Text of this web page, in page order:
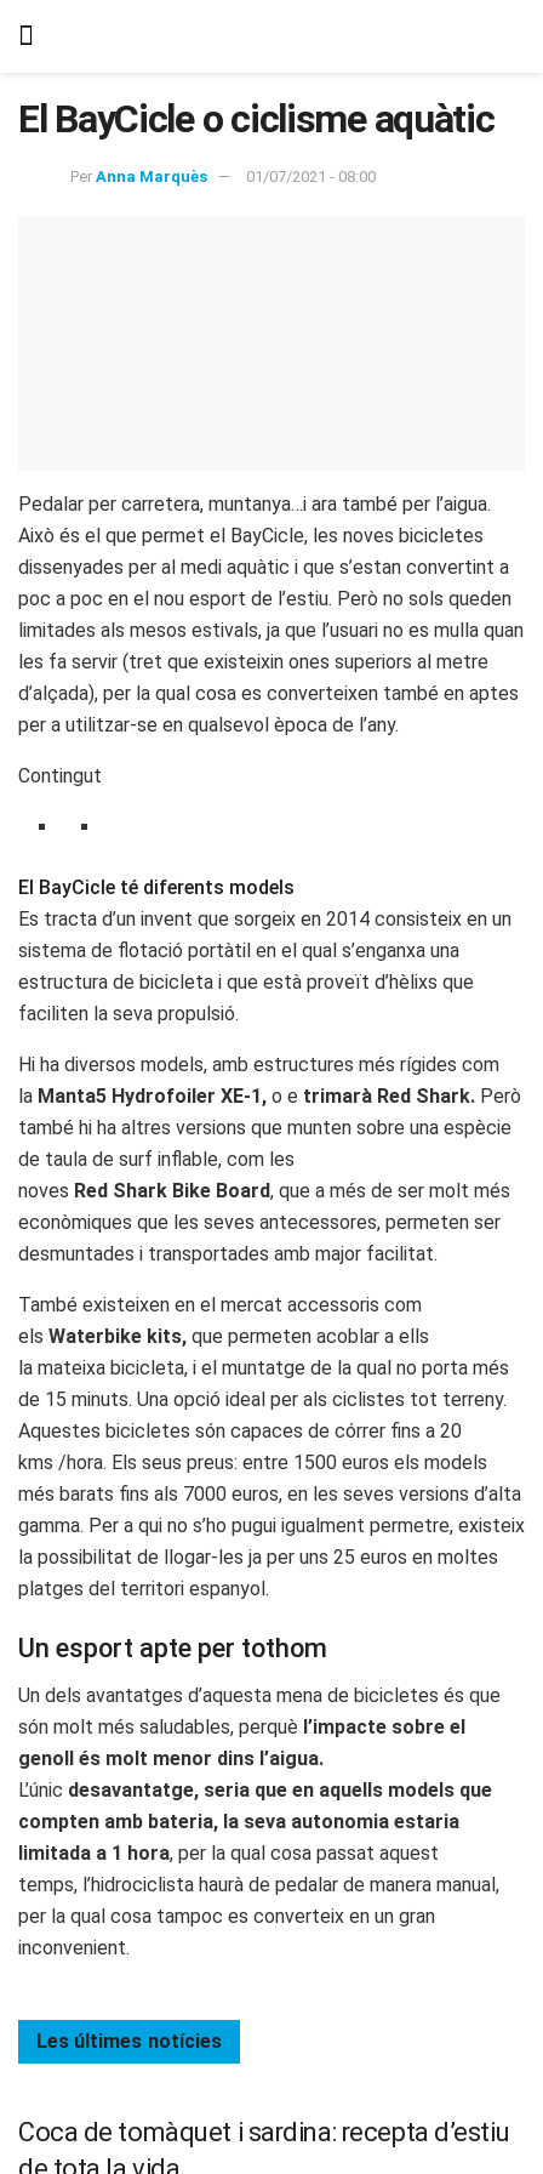
El BayCicle o ciclisme aquàtic
Per Anna Marquès 01/07/2021 - 08:00
Pedalar per carretera, muntanya…i ara també per l’aigua.
Això és el que permet el BayCicle, les noves bicicletes
dissenyades per al medi aquàtic i que s’estan convertint a
poc a poc en el nou esport de l’estiu. Però no sols queden
limitades als mesos estivals, ja que l’usuari no es mulla quan
les fa servir (tret que existeixin ones superiors al metre
d’alçada), per la qual cosa es converteixen també en aptes
per a utilitzar-se en qualsevol època de l’any.
Contingut
El BayCicle té diferents models
Es tracta d’un invent que sorgeix en 2014 consisteix en un
sistema de flotació portàtil en el qual s’enganxa una
estructura de bicicleta i que està proveït d’hèlixs que
faciliten la seva propulsió.
Hi ha diversos models, amb estructures més rígides com
la Manta5 Hydrofoiler XE-1, o e trimarà Red Shark. Però
també hi ha altres versions que munten sobre una espècie
de taula de surf inflable, com les
noves Red Shark Bike Board, que a més de ser molt més
econòmiques que les seves antecessores, permeten ser
desmuntades i transportades amb major facilitat.
També existeixen en el mercat accessoris com
els Waterbike kits, que permeten acoblar a ells
la mateixa bicicleta, i el muntatge de la qual no porta més
de 15 minuts. Una opció ideal per als ciclistes tot terreny.
Aquestes bicicletes són capaces de córrer fins a 20
kms /hora. Els seus preus: entre 1500 euros els models
més barats fins als 7000 euros, en les seves versions d’alta
gamma. Per a qui no s’ho pugui igualment permetre, existeix
la possibilitat de llogar-les ja per uns 25 euros en moltes
platges del territori espanyol.
Un esport apte per tothom
Un dels avantatges d’aquesta mena de bicicletes és que
són molt més saludables, perquè l’impacte sobre el
genoll és molt menor dins l’aigua.
L’únic desavantatge, seria que en aquells models que
compten amb bateria, la seva autonomia estaria
limitada a 1 hora, per la qual cosa passat aquest
temps, l’hidrociclista haurà de pedalar de manera manual,
per la qual cosa tampoc es converteix en un gran
inconvenient.
Les últimes notícies
Coca de tomàquet i sardina: recepta d’estiu